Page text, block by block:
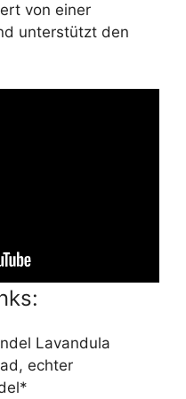
von einer
unterstützt den
Lavandula
echter